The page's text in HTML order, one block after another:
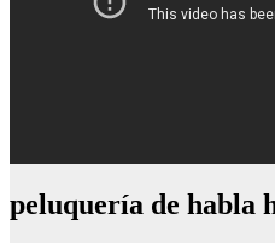
peluquería de habla